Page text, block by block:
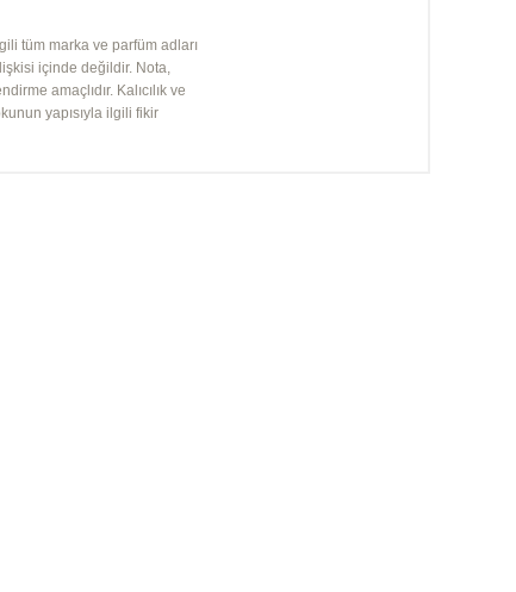
tüm marka ve parfüm adları
içinde değildir. Nota,
amaçlıdır. Kalıcılık ve
yapısıyla ilgili fikir